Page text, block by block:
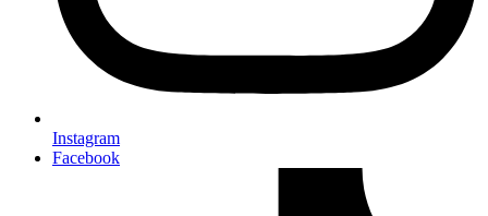
Instagram
Facebook